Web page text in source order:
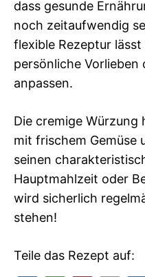
dass gesunde
noch zeitaufwendig
flexible Rezeptur
persönliche
anpassen.
Die cremige
mit frischem Gemüse
seinen
Hauptmahlzeit oder
wird sicherlich
stehen!
Teile das Rezept auf: